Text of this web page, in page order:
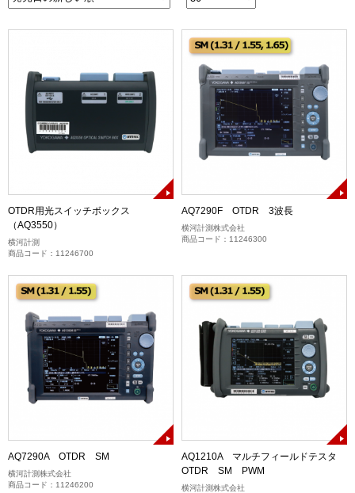
OTDR用光スイッチボックス
（AQ3550）
横河計測
商品コード：11246700
AQ7290F OTDR 3波長
横河計測株式会社
商品コード：11246300
AQ7290A OTDR SM
横河計測株式会社
商品コード：11246200
AQ1210A マルチフィールドテスタ
OTDR SM PWM
横河計測株式会社